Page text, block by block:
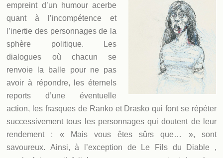
empreint d’un humour acerbe
quant à l’incompétence et
l’inertie des personnages de la
sphère politique. Les
dialogues où chacun se
renvoie la balle pour ne pas
avoir à répondre, les éternels
reports d’une éventuelle
action, les frasques de Ranko et Drasko qui font se répéter
successivement tous les personnages qui doutent de leur
rendement : « Mais vous êtes sûrs que… », sont
savoureux. Ainsi, à l’exception de Le Fils du Diable ,